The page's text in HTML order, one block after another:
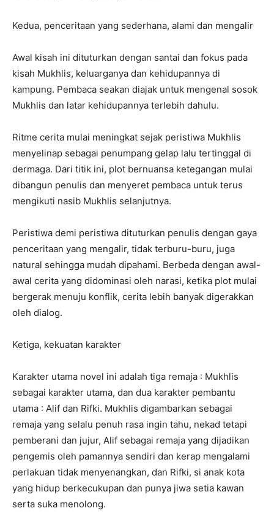
Kedua, penceritaan yang sederhana, alami dan mengalir
Awal kisah ini dituturkan dengan santai dan fokus pada
kisah Mukhlis, keluarganya dan kehidupannya di
kampung. Pembaca seakan diajak untuk mengenal sosok
Mukhlis dan latar kehidupannya terlebih dahulu.
Ritme cerita mulai meningkat sejak peristiwa Mukhlis
menyelinap sebagai penumpang gelap lalu tertinggal di
dermaga. Dari titik ini, plot bernuansa ketegangan mulai
dibangun penulis dan menyeret pembaca untuk terus
mengikuti nasib Mukhlis selanjutnya.
Peristiwa demi peristiwa dituturkan penulis dengan gaya
penceritaan yang mengalir, tidak terburu-buru, juga
natural sehingga mudah dipahami. Berbeda dengan awal-
awal cerita yang didominasi oleh narasi, ketika plot mulai
bergerak menuju konflik, cerita lebih banyak digerakkan
oleh dialog.
Ketiga, kekuatan karakter
Karakter utama novel ini adalah tiga remaja : Mukhlis
sebagai karakter utama, dan dua karakter pembantu
utama : Alif dan Rifki. Mukhlis digambarkan sebagai
remaja yang selalu penuh rasa ingin tahu, nekad tetapi
pemberani dan jujur, Alif sebagai remaja yang dijadikan
pengemis oleh pamannya sendiri dan kerap mengalami
perlakuan tidak menyenangkan, dan Rifki, si anak kota
yang hidup berkecukupan dan punya jiwa setia kawan
serta suka menolong.